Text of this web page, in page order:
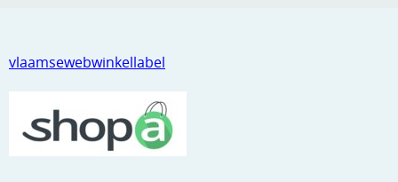
Netjes opbergen
Ponsen
vlaamsewebwinkellabel